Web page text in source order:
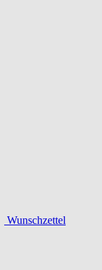
Wunschzettel